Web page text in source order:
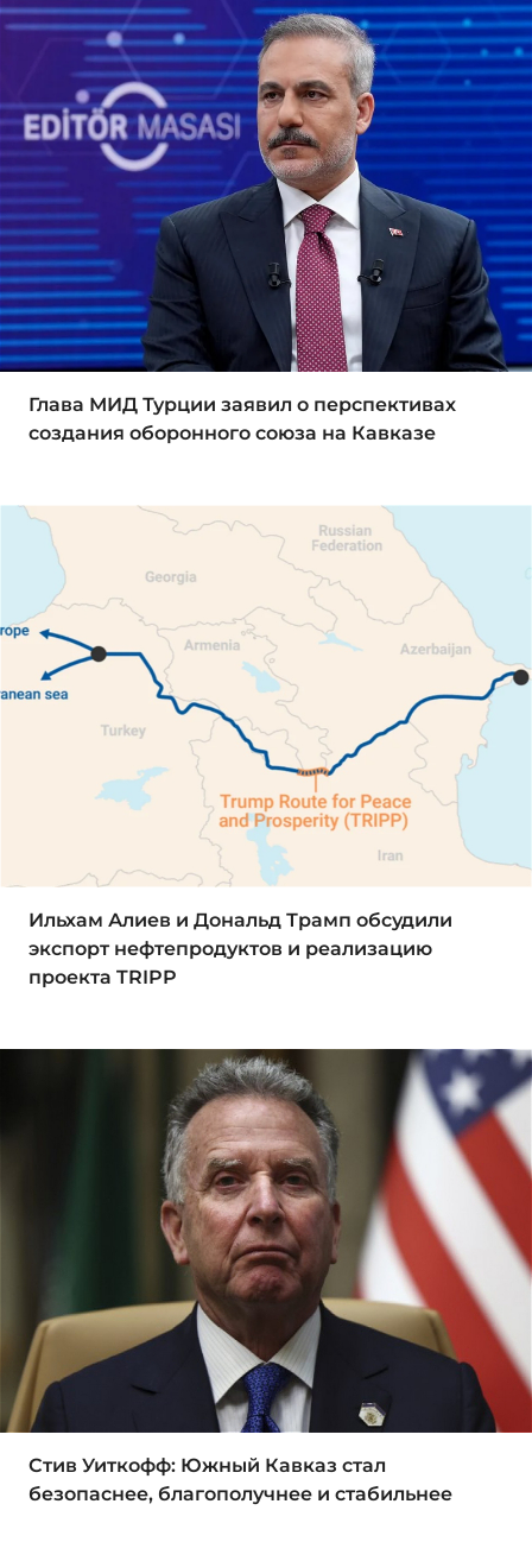
Глава МИД Турции заявил о перспективах
создания оборонного союза на Кавказе
Ильхам Алиев и Дональд Трамп обсудили
экспорт нефтепродуктов и реализацию
проекта TRIPP
Стив Уиткофф: Южный Кавказ стал
безопаснее, благополучнее и стабильнее